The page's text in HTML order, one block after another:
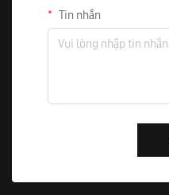
Tin nhắn